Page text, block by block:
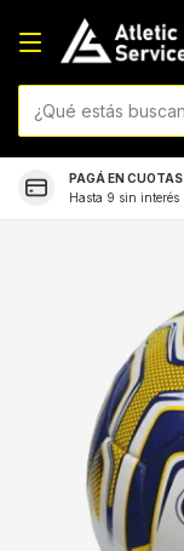
PAGÁ EN CUOTAS
Hasta 9 sin interés